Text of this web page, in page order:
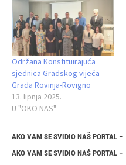
Održana Konstituirajuća
sjednica Gradskog vijeća
Grada Rovinja-Rovigno
13. lipnja 2025.
U "OKO NAS"
AKO VAM SE SVIDIO NAŠ PORTAL –
AKO VAM SE SVIDIO NAŠ PORTAL –